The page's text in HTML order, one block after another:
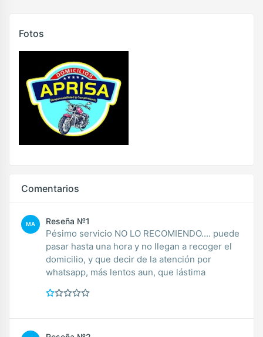
Fotos
Comentarios
MA Reseña №1
Pésimo servicio NO LO RECOMIENDO.... puede
pasar hasta una hora y no llegan a recoger el
domicilio, y que decir de la atención por
whatsapp, más lentos aun, que lástima